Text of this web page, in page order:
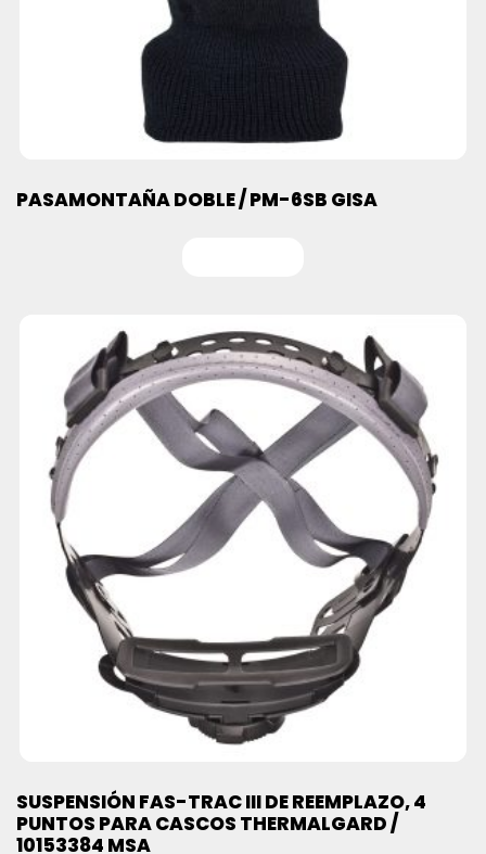
PASAMONTAÑA DOBLE / PM-6SB GISA
SUSPENSIÓN FAS-TRAC III DE REEMPLAZO, 4
PUNTOS PARA CASCOS THERMALGARD /
10153384 MSA